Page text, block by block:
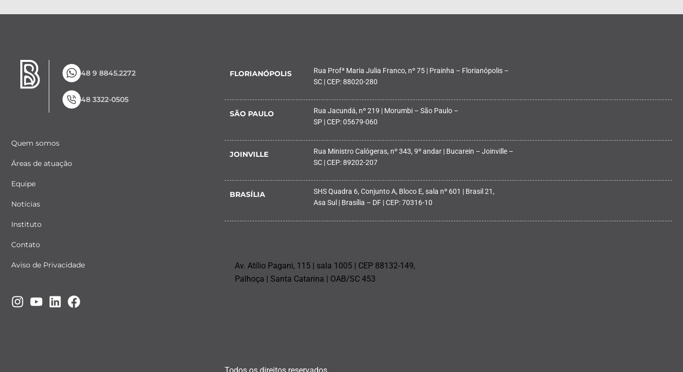
48 9 8845.2272
48 3322-0505
Quem somos
Áreas de atuação
Equipe
Notícias
Instituto
Contato
Aviso de Privacidade
FLORIANÓPOLIS
Rua Profª Maria Julia Franco, nº 75 | Prainha – Florianópolis –
SC | CEP: 88020-280
SÃO PAULO
Rua Jacundá, nº 219 | Morumbi – São Paulo –
SP | CEP: 05679-060
JOINVILLE
Rua Ministro Calógeras, nº 343, 9º andar | Bucarein – Joinville –
SC | CEP: 89202-207
BRASÍLIA
SHS Quadra 6, Conjunto A, Bloco E, sala nº 601 | Brasil 21,
Asa Sul | Brasília – DF | CEP: 70316-10
Av. Atílio Pagani, 115 | sala 1005 | CEP 88132-149,
Palhoça | Santa Catarina | OAB/SC 453